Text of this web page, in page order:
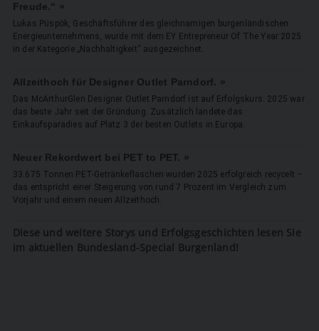
Freude.“ »
Lukas Püspök, Geschäftsführer des gleichnamigen burgenländischen
Energieunternehmens, wurde mit dem EY Entrepreneur Of The Year 2025
in der Kategorie „Nachhaltigkeit“ ausgezeichnet.
Allzeithoch für Designer Outlet Parndorf. »
Das McArthurGlen Designer Outlet Parndorf ist auf Erfolgskurs. 2025 war
das beste Jahr seit der Gründung. Zusätzlich landete das
Einkaufsparadies auf Platz 3 der besten Outlets in Europa.
Neuer Rekordwert bei PET to PET. »
33.675 Tonnen PET-Getränkeflaschen wurden 2025 erfolgreich recycelt –
das entspricht einer Steigerung von rund 7 Prozent im Vergleich zum
Vorjahr und einem neuen Allzeithoch.
Diese und weitere Storys und Erfolgsgeschichten lesen Sie
im aktuellen Bundesland-Special Burgenland!